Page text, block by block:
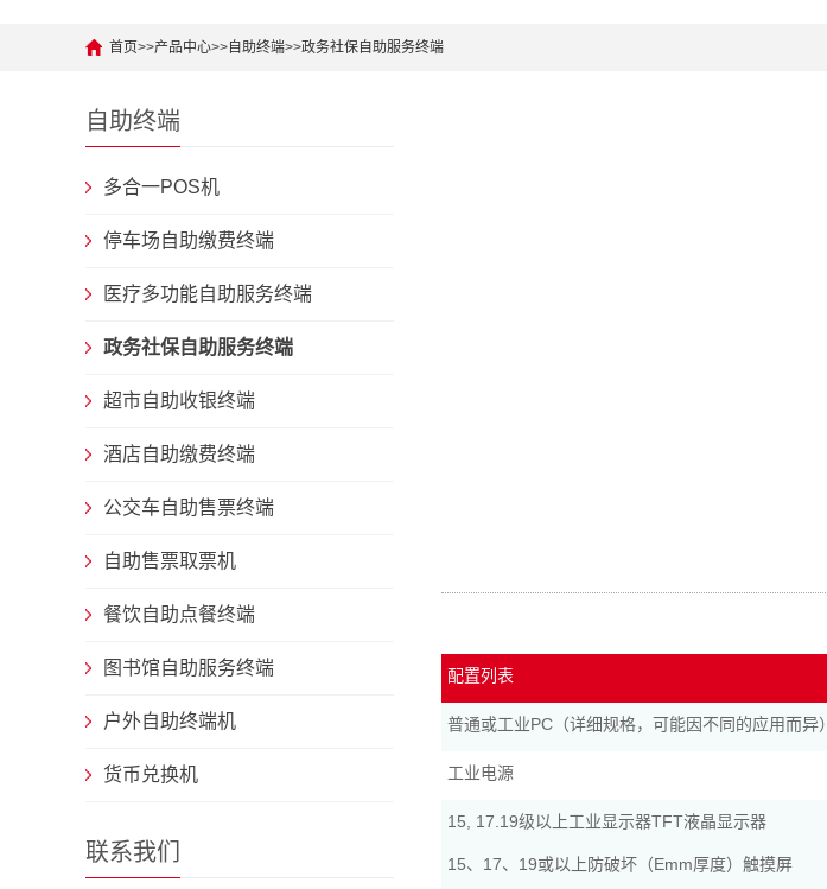
首页>>产品中心>>自助终端>>政务社保自助服务终端
自助终端
多合一POS机
停车场自助缴费终端
医疗多功能自助服务终端
政务社保自助服务终端
超市自助收银终端
酒店自助缴费终端
公交车自助售票终端
自助售票取票机
餐饮自助点餐终端
图书馆自助服务终端
户外自助终端机
货币兑换机
联系我们
配置列表
普通或工业PC（详细规格，可能因不同的应用而异）
工业电源
15, 17.19级以上工业显示器TFT液晶显示器
15、17、19或以上防破坏（Emm厚度）触摸屏